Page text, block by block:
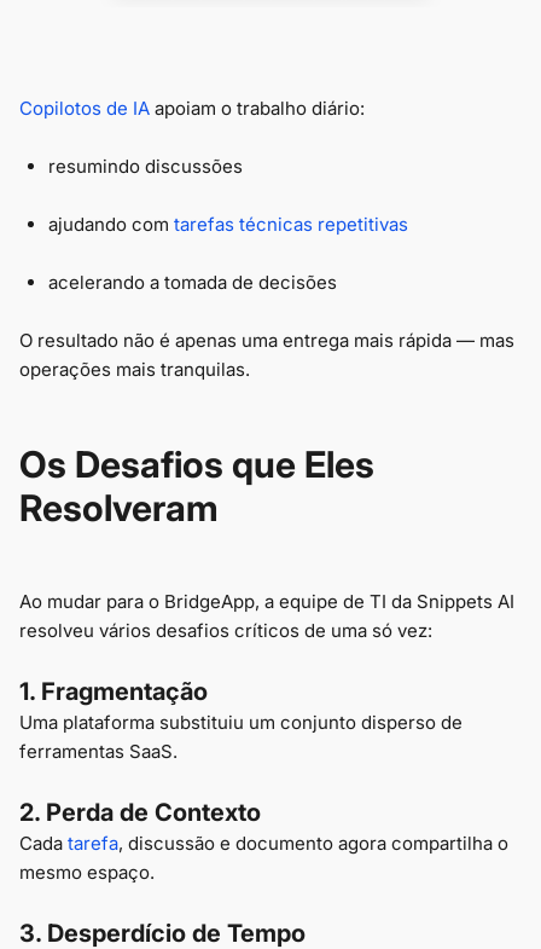
Copilotos de IA apoiam o trabalho diário:
resumindo discussões
ajudando com tarefas técnicas repetitivas
acelerando a tomada de decisões
O resultado não é apenas uma entrega mais rápida — mas
operações mais tranquilas.
Os Desafios que Eles
Resolveram
Ao mudar para o BridgeApp, a equipe de TI da Snippets AI
resolveu vários desafios críticos de uma só vez:
1. Fragmentação
Uma plataforma substituiu um conjunto disperso de
ferramentas SaaS.
2. Perda de Contexto
Cada tarefa, discussão e documento agora compartilha o
mesmo espaço.
3. Desperdício de Tempo